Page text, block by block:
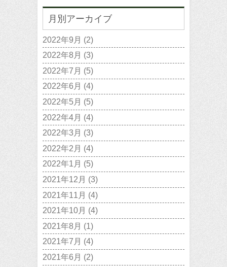
月別アーカイブ
2022年9月 (2)
2022年8月 (3)
2022年7月 (5)
2022年6月 (4)
2022年5月 (5)
2022年4月 (4)
2022年3月 (3)
2022年2月 (4)
2022年1月 (5)
2021年12月 (3)
2021年11月 (4)
2021年10月 (4)
2021年8月 (1)
2021年7月 (4)
2021年6月 (2)